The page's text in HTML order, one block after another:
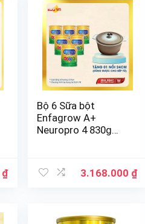
₫
Bộ 6 Sữa bột
Enfagrow A+
Neuropro 4 830g
3.168.000 ₫